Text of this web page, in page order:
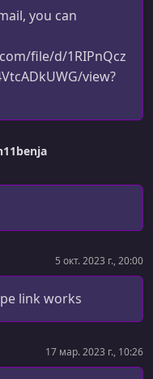
you can
file/d/1RIPnQcz
view?
5 окт. 2023 г., 20:00
link works
17 мар. 2023 г., 10:26